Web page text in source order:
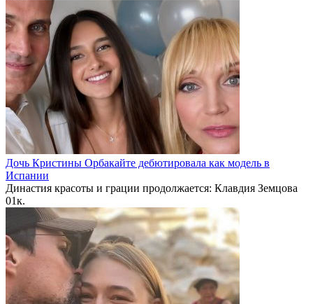
Дочь Кристины Орбакайте дебютировала как модель в
Испании
Династия красоты и грации продолжается: Клавдия Земцова
01к.